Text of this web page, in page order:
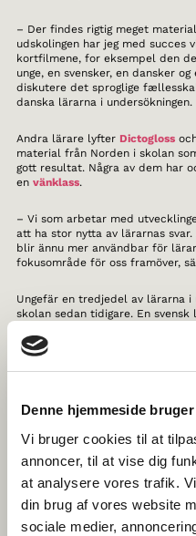
Denne hjemmeside
Vi bruger cookies til at
annoncer, til at vise dig
at analysere vores trafik.
din brug af vores website
sociale medier,
– Der findes rigtig meget
udskolingen har jeg med succes
kortfilmene, for eksempel den
unge, en svensker, en dansker
diskutere det sproglige
danska lärarna i undersökningen.
Andra lärare lyfter Dictogloss
material från Norden i skolan
gott resultat. Några av dem har
en vänklass.
– Vi som arbetar med
att ha stor nytta av lärarnas
blir ännu mer användbar för
fokusområde för oss framöver,
Ungefär en tredjedel av lärarna
skolan sedan tidigare. En
– [Jag] blev förvånad över att
– Vi kan se att fler lärare hittar
att nå ut till målgruppen, säger
Läs hela rapporten De